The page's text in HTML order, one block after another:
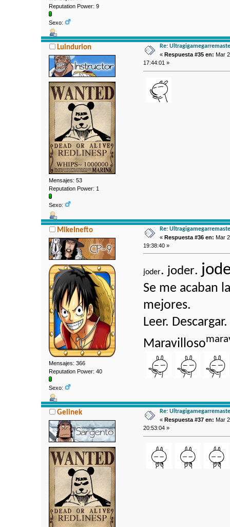
Reputation Power: 9
Sexo:
Luindurion
Mensajes: 53
Reputation Power: 1
Sexo:
Re:
« Respuesta #35 en: Mar
17:44:01 »
MikeInefto
Mensajes: 366
Reputation Power: 40
Sexo:
Re:
«Respuesta #36 en: Mar
19:38:40 »
joder. joder.
Se me acaban
mejores.
Leer.
Maravilloso
Gelinek
Re:
«Respuesta #37 en: Mar
20:53:04 »